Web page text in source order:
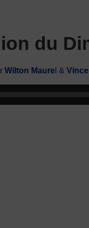
du
Wilton Maure l &